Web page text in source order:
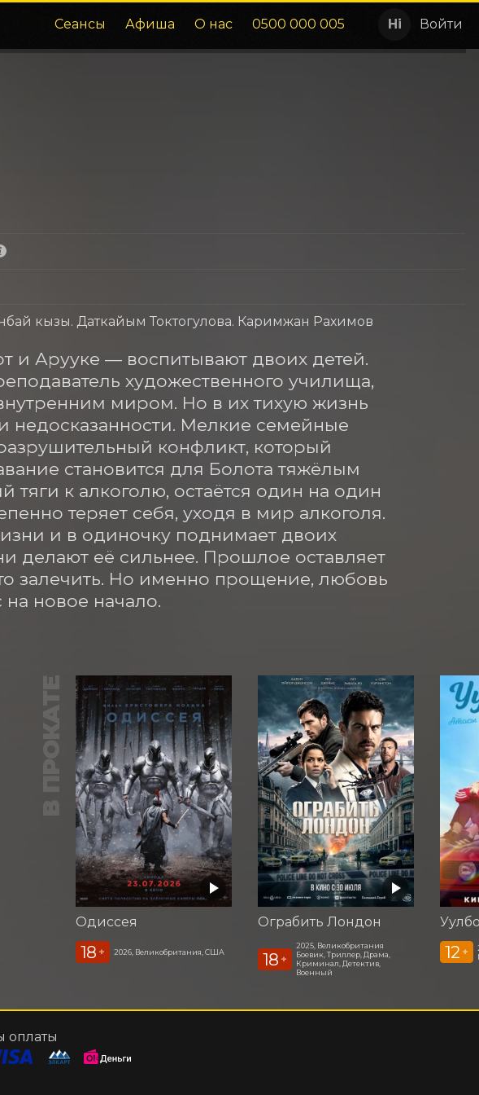
Сеансы Афиша О нас 0500 000 005 Войти
кызы. Даткайым Токтогулова. Каримжан Рахимов
и Арууке — воспитывают двоих детей.
художественного училища,
миром. Но в их тихую жизнь
Мелкие семейные
конфликт, который
становится для Болота тяжёлым
тяги к алкоголю, остаётся один на один
теряет себя, уходя в мир алкоголя.
и в одиночку поднимает двоих
делают её сильнее. Прошлое оставляет
залечить. Но именно прощение, любовь
новое начало.
В ПРОКАТЕ
Одиссея
18 + 2026, Великобритания, США
Ограбить Лондон
18 +
2025, Великобритания
Боевик, Триллер, Драма,
Криминал, Детектив,
Военный
12 +
оплаты